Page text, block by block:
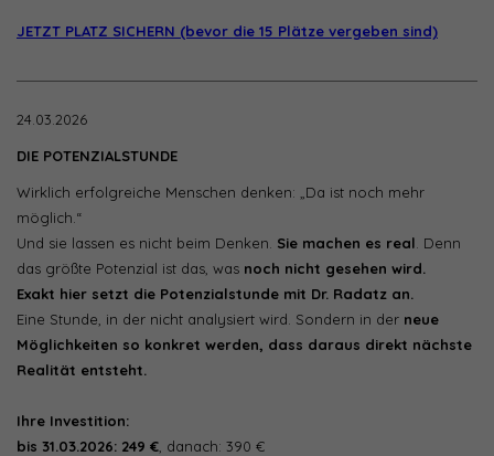
JETZT PLATZ SICHERN (bevor die 15 Plätze vergeben sind)
24.03.2026
DIE POTENZIALSTUNDE
Wirklich erfolgreiche Menschen denken: „Da ist noch mehr
möglich.“
Und sie lassen es nicht beim Denken. Sie machen es real . Denn
das größte Potenzial ist das, was noch nicht gesehen wird.
Exakt hier setzt die Potenzialstunde mit Dr. Radatz an.
Eine Stunde, in der nicht analysiert wird. Sondern in der neue
Möglichkeiten so konkret werden, dass daraus direkt nächste
Realität entsteht.
Ihre Investition:
bis 31.03.2026: 249 € , danach: 390 €